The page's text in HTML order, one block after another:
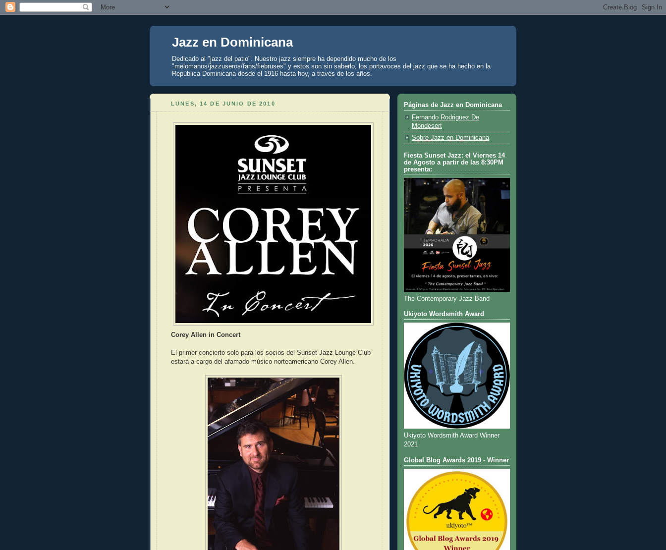
Jazz en Dominicana
Dedicado al "jazz del patio". Nuestro jazz siempre ha dependido mucho de los
"melomanos/jazzuseros/fans/fiebruses" y estos son sin saberlo, los portavoces del jazz que se ha hecho en la
República Dominicana desde el 1916 hasta hoy, a través de los años.
LUNES, 14 DE JUNIO DE 2010
Corey Allen in Concert
El primer concierto solo para los socios del Sunset Jazz Lounge Club
estará a cargo del afamado músico norteamericano Corey Allen.
Páginas de Jazz en Dominicana
Fernando Rodriguez De
Mondesert
Sobre Jazz en Dominicana
Fiesta Sunset Jazz: el Viernes 14
de Agosto a partir de las 8:30PM
presenta:
The Contemporary Jazz Band
Ukiyoto Wordsmith Award
Ukiyoto Wordsmith Award Winner
2021
Global Blog Awards 2019 - Winner